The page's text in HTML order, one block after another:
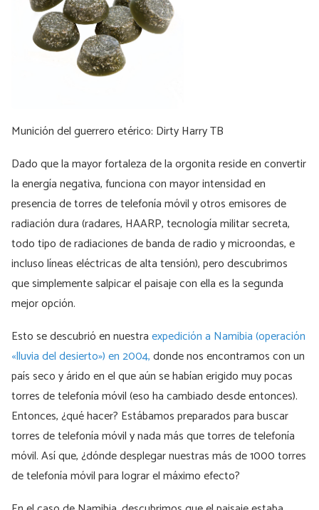
Munición del guerrero etérico: Dirty Harry TB
Dado que la mayor fortaleza de la orgonita reside en convertir
la energía negativa, funciona con mayor intensidad en
presencia de torres de telefonía móvil y otros emisores de
radiación dura (radares, HAARP, tecnología militar secreta,
todo tipo de radiaciones de banda de radio y microondas, e
incluso líneas eléctricas de alta tensión), pero descubrimos
que simplemente salpicar el paisaje con ella es la segunda
mejor opción.
Esto se descubrió en nuestraexpedición a Namibia (operación
«lluvia del desierto») en 2004,donde nos encontramos con un
país seco y árido en el que aún se habían erigido muy pocas
torres de telefonía móvil (eso ha cambiado desde entonces).
Entonces, ¿qué hacer? Estábamos preparados para buscar
torres de telefonía móvil y nada más que torres de telefonía
móvil. Así que, ¿dónde desplegar nuestras más de 1000 torres
de telefonía móvil para lograr el máximo efecto?